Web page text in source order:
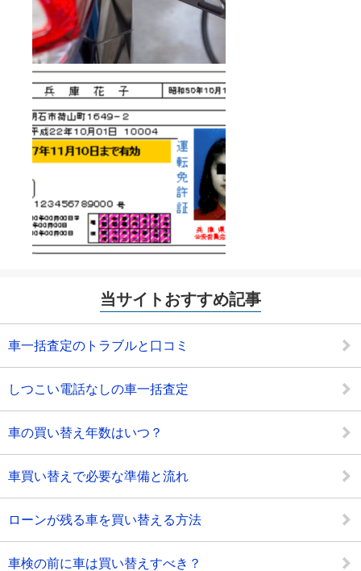
当サイトおすすめ記事
車一括査定のトラブルと口コミ
しつこい電話なしの車一括査定
車の買い替え年数はいつ？
車買い替えで必要な準備と流れ
ローンが残る車を買い替える方法
車検の前に車は買い替えすべき？